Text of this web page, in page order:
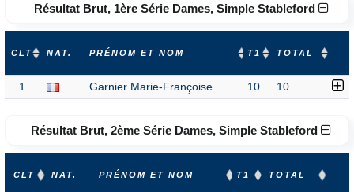
Résultat Brut, 1ère Série Dames, Simple Stableford
CLT NAT. PRÉNOM ET NOM T1 TOTAL
1 Garnier Marie-Françoise 10 10
Résultat Brut, 2ème Série Dames, Simple Stableford
CLT NAT. PRÉNOM ET NOM T1 TOTAL